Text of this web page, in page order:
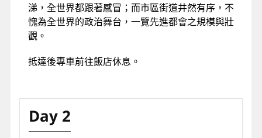
涕，全世界都跟著感冒；而市區街道井然有序，不
愧為全世界的政治舞台，一覽先進都會之規模與壯
觀。
抵達後專車前往飯店休息。
Day 2